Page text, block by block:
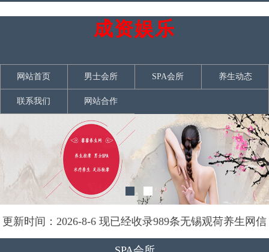
成资娱乐
网站首页 男士会所 SPA会所 养生动态
联系我们 网站合作
更新时间：2026-8-6 现已经收录989条无锡观荷养生网信
息